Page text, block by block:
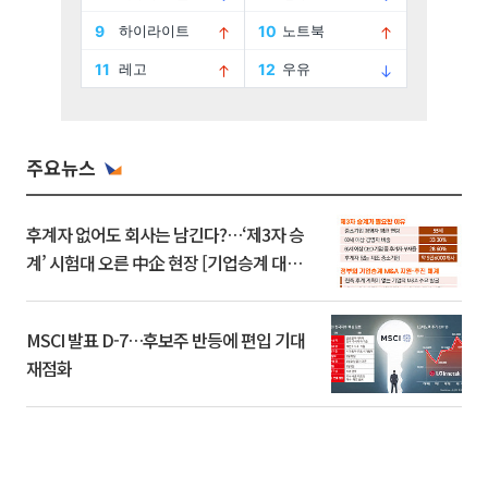
주요뉴스
후계자 없어도 회사는 남긴다?…‘제3자 승
계’ 시험대 오른 中企 현장 [기업승계 대전
MSCI 발표 D-7…후보주 반등에 편입 기대
재점화